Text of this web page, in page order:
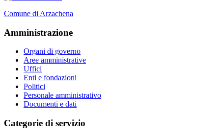
Comune di Arzachena
Amministrazione
Organi di governo
Aree amministrative
Uffici
Enti e fondazioni
Politici
Personale amministrativo
Documenti e dati
Categorie di servizio